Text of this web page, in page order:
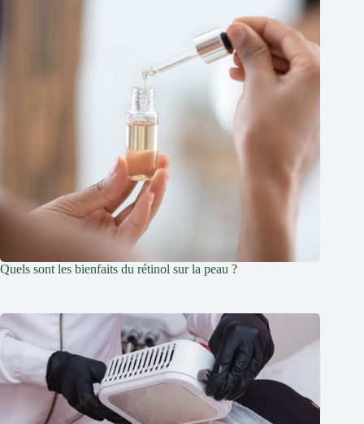
Quels sont les bienfaits du rétinol sur la peau ?